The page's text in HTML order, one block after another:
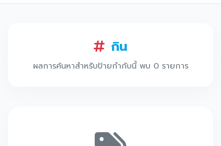
กิน
ผลการค้นหาสำหรับป้ายกำกับนี้ พบ 0 รายการ